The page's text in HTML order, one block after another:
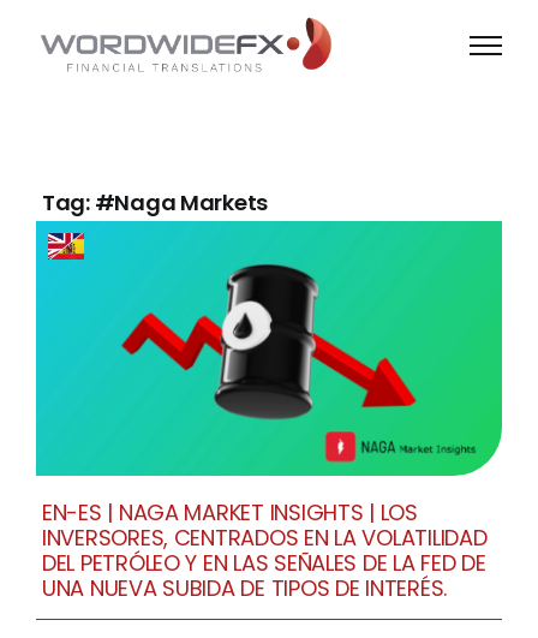
content
Tag: #Naga Markets
EN-ES | NAGA MARKET INSIGHTS | LOS
INVERSORES, CENTRADOS EN LA VOLATILIDAD
DEL PETRÓLEO Y EN LAS SEÑALES DE LA FED DE
UNA NUEVA SUBIDA DE TIPOS DE INTERÉS.